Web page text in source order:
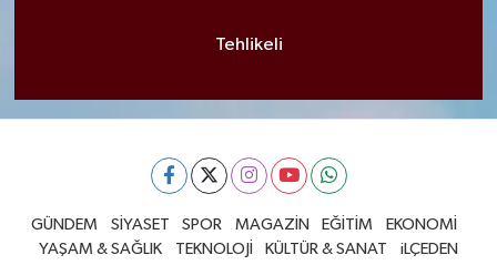
Tehlikeli
GÜNDEM SİYASET SPOR MAGAZİN EĞİTİM
EKONOMİ
YAŞAM & SAĞLIK
TEKNOLOJİ KÜLTÜR & SANAT iLÇEDEN